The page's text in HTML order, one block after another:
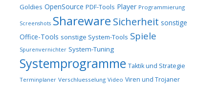
Goldies OpenSource PDF-Tools Player Programmierung
Screenshots Shareware Sicherheit sonstige
Office-Tools sonstige System-Tools Spiele
Spurenvernichter System-Tuning
Systemprogramme Taktik und Strategie
Terminplaner Verschluesselung Video Viren und Trojaner